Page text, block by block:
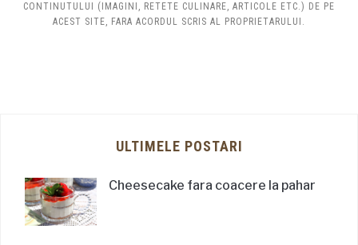
CONTINUTULUI (IMAGINI, RETETE CULINARE, ARTICOLE ETC.) DE PE
ACEST SITE, FARA ACORDUL SCRIS AL PROPRIETARULUI.
ULTIMELE POSTARI
Cheesecake fara coacere la pahar